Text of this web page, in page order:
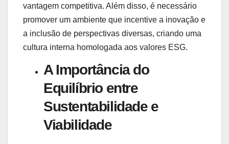
vantagem competitiva. Além disso, é necessário
promover um ambiente que incentive a inovação e
a inclusão de perspectivas diversas, criando uma
cultura interna homologada aos valores ESG.
A Importância do
Equilíbrio entre
Sustentabilidade e
Viabilidade